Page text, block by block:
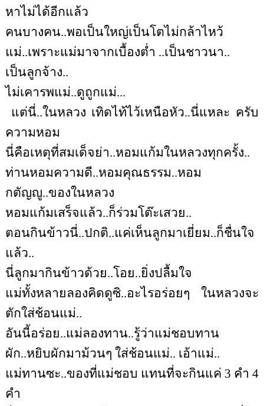
หาไม่ได้อีกแล้ว
คนบางคน..พอเป็นใหญ่เป็นโตไม่กล้าไหว้
แม่..เพราะแม่มาจากเบื้องต่ำ ..เป็นชาวนา..
เป็นลูกจ้าง..
ไม่เคารพแม่..ดูถูกแม่...
แต่นี่..ในหลวง เทิดไท้ไว้เหนือหัว..นี่แหละ ครับ
ความหอม
นี่คือเหตุที่สมเด็จย่า..หอมแก้มในหลวงทุกครั้ง..
ท่านหอมความดี..หอมคุณธรรม..หอม
กตัญญู..ของในหลวง
หอมแก้มเสร็จแล้ว..ก็ร่วมโต๊ะเสวย..
ตอนกินข้าวนี่..ปกติ..แค่เห็นลูกมาเยี่ยม..ก็ชื่นใจ
แล้ว..
นี่ลูกมากินข้าวด้วย..โอย..ยิ่งปลื้มใจ
แม่ทั้งหลายลองคิดดูซิ..อะไรอร่อยๆ ในหลวงจะ
ตักใส่ช้อนแม่..
อันนี้อร่อย..แม่ลองทาน..รู้ว่าแม่ชอบทาน
ผัก..หยิบผักมาม้วนๆ ใส่ช้อนแม่.. เอ้าแม่..
แม่ทานซะ..ของที่แม่ชอบ แทนที่จะกินแค่ 3 คำ 4
คำ